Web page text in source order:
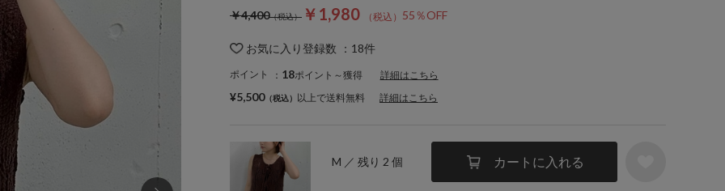
￥1,980 55％OFF
￥4,400
お気に入り登録数 ： 18件
ポイント ： 18ポイント～獲得 詳細はこちら
M ／ 残り 2 個 カートに入れる
¥5,500 以上で送料無料 詳細はこちら